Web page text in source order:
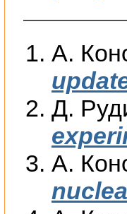
А.
Д.
А.